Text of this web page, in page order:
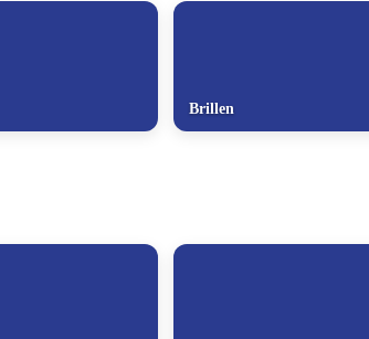
Brillen